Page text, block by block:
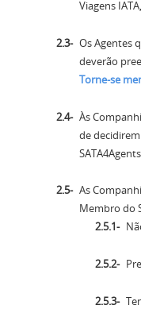
Viagens
Os Agentes
deverão
Torne-se
Às
de
As
Membro do